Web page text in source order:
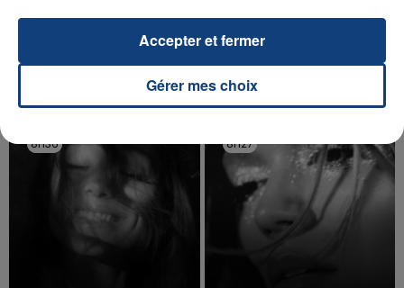
La famille a porté plainte contre la clinique qui a
reconnu sa responsabilité et présenté ses
TITRES DIFFUSÉS
8h36
8h36 8h27
8h27
Gérer mes choix
Accepter et fermer